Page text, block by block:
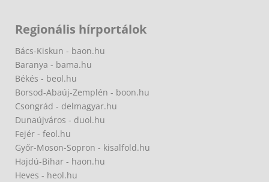
Regionális hírportálok
Bács-Kiskun - baon.hu
Baranya - bama.hu
Békés - beol.hu
Borsod-Abaúj-Zemplén - boon.hu
Csongrád - delmagyar.hu
Dunaújváros - duol.hu
Fejér - feol.hu
Győr-Moson-Sopron - kisalfold.hu
Hajdú-Bihar - haon.hu
Heves - heol.hu